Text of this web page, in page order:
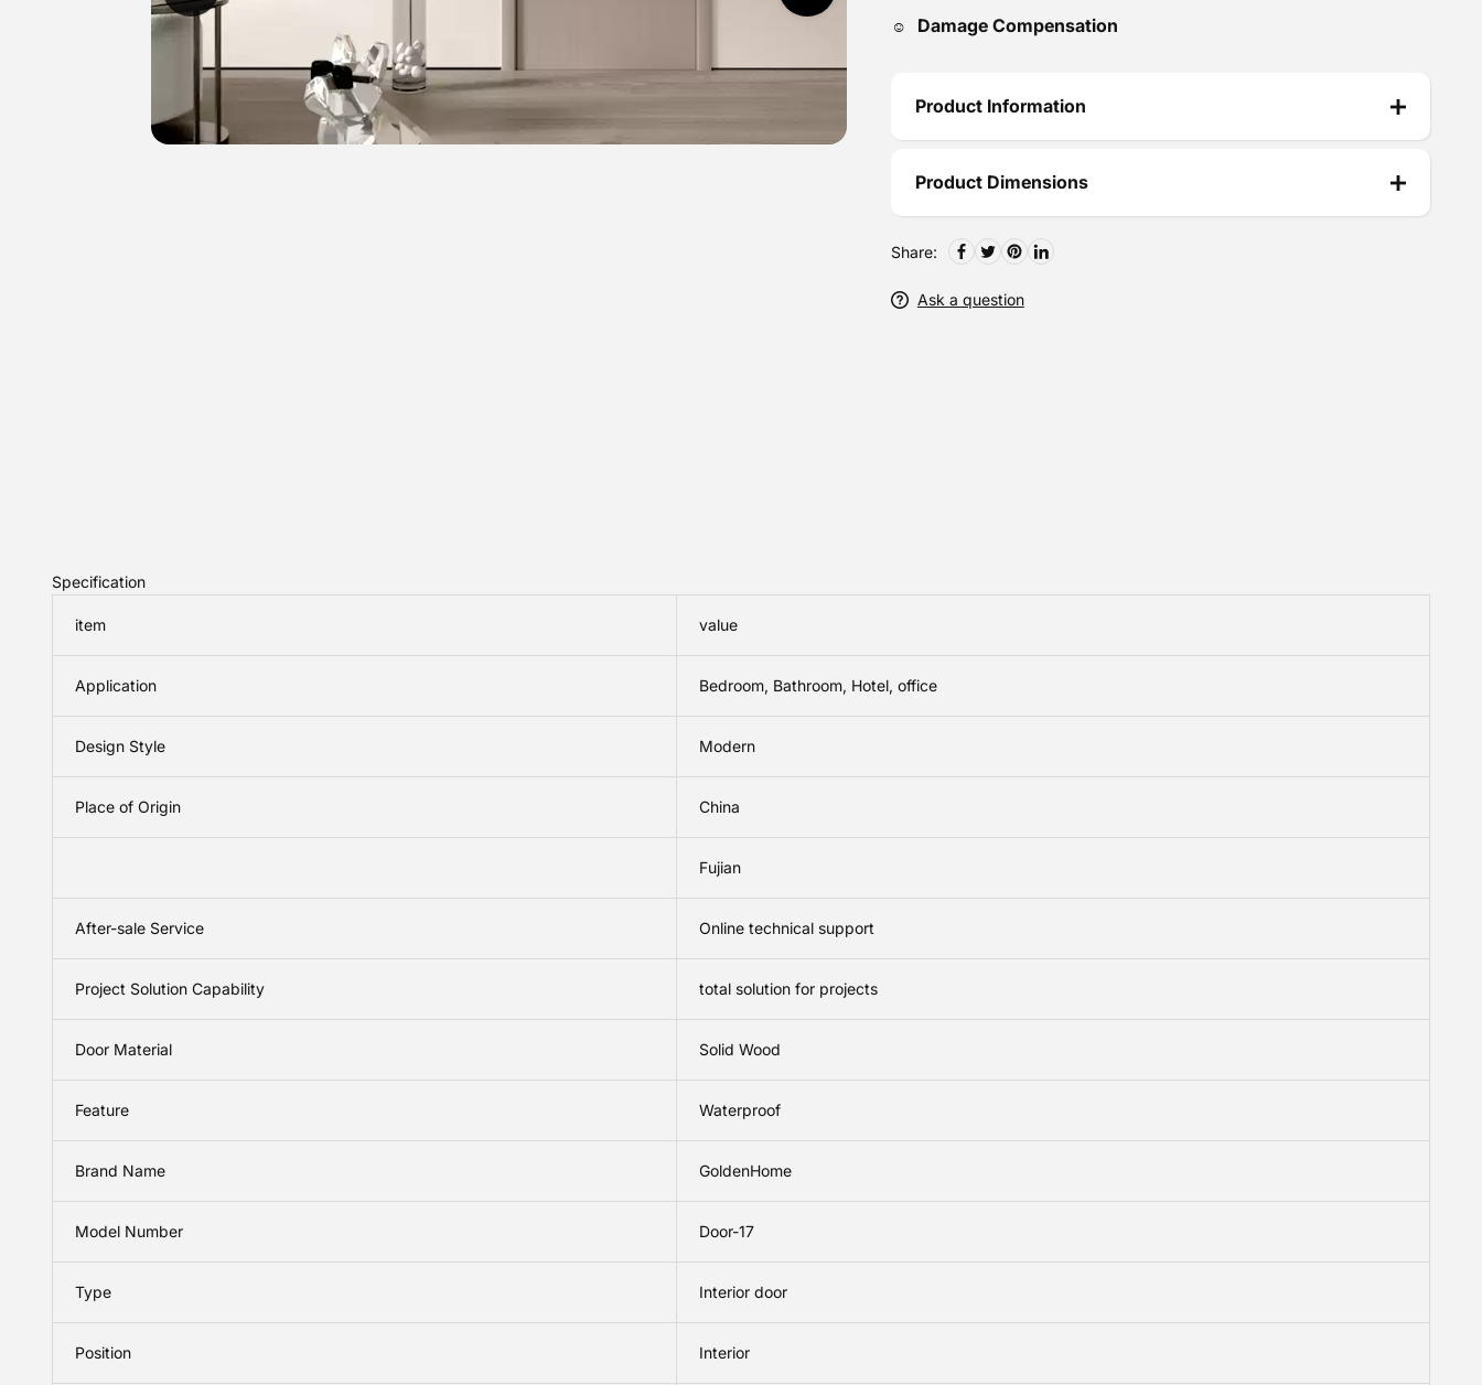
☺ Damage Compensation
Product Information
Product Dimensions
Share:
Ask a question
Specification
item value
Application Bedroom, Bathroom, Hotel, office
Design Style Modern
Place of Origin China
Fujian
After-sale Service Online technical support
Project Solution Capability total solution for projects
Door Material Solid Wood
Feature Waterproof
Brand Name GoldenHome
Model Number Door-17
Type Interior door
Position Interior